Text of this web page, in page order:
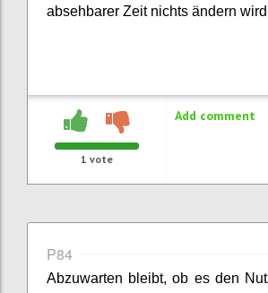
absehbarer Zeit nichts ändern
1 vote
Add comment
P84
Abzuwarten bleibt, ob es den